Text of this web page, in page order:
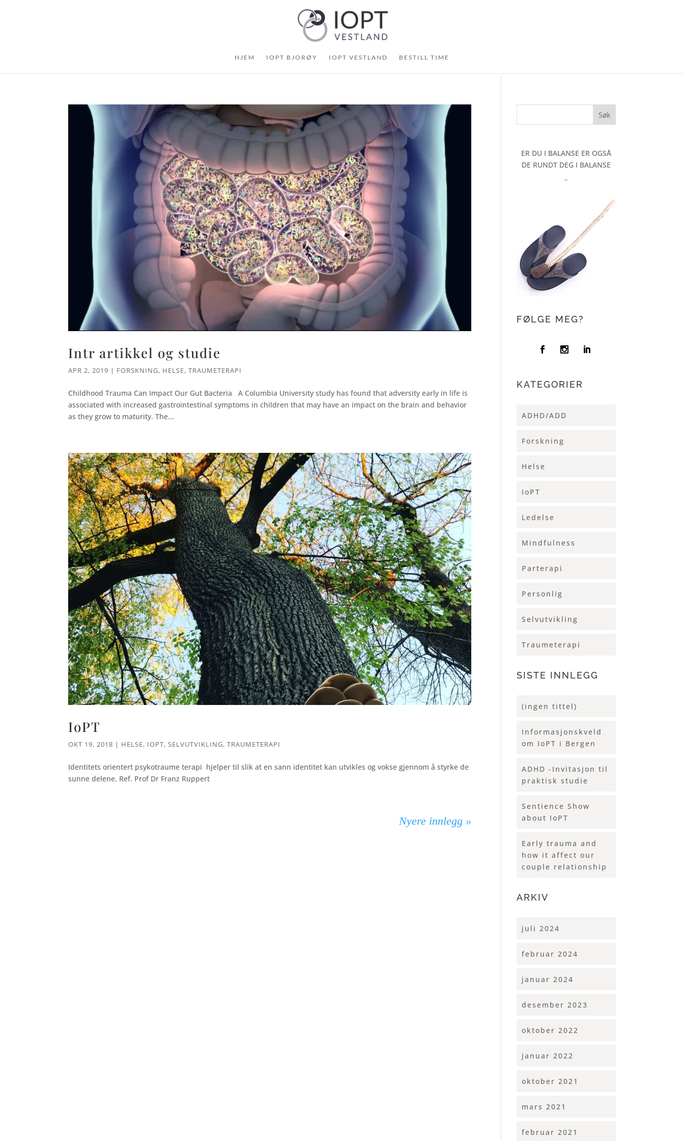
HJEM IOPT BJORØY IOPT VESTLAND BESTILL TIME
Intr artikkel og studie
APR 2, 2019 | FORSKNING, HELSE,TRAUMETERAPI
Childhood Trauma Can Impact Our Gut Bacteria A Columbia University study has found that adversity early in life is
associated with increased gastrointestinal symptoms in children that may have an impact on the brain and behavior
as they grow to maturity. The...
IoPT
OKT 19, 2018 | HELSE, IOPT,SELVUTVIKLING,TRAUMETERAPI
Identitets orientert psykotraume terapi hjelper til slik at en sann identitet kan utvikles og vokse gjennom å styrke de
sunne delene. Ref. Prof Dr Franz Ruppert
Nyere innlegg »
ER DU I BALANSE ER OGSÅ
DE RUNDT DEG I BALANSE
FØLGE MEG?
KATEGORIER
ADHD/ADD
Forskning
Helse
IoPT
Ledelse
Mindfulness
Parterapi
Personlig
Selvutvikling
Traumeterapi
SISTE INNLEGG
(ingen tittel)
Informasjonskveld
om IoPT i Bergen
ADHD -Invitasjon til
praktisk studie
Sentience Show
about IoPT
Early trauma and
how it affect our
couple relationship
ARKIV
juli 2024
februar 2024
januar 2024
desember 2023
oktober 2022
januar 2022
oktober 2021
mars 2021
februar 2021